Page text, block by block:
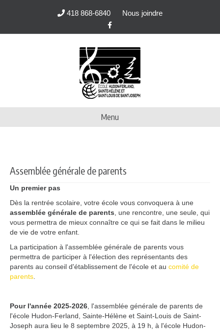
418 868-6840
Nous joindre
Facebook
Menu
Assemblée générale de parents
Un premier pas
Dès la rentrée scolaire, votre école vous convoquera à une
assemblée générale de parents , une rencontre, une seule, qui
vous permettra de mieux connaître ce qui se fait dans le milieu
de vie de votre enfant.
La participation à l'assemblée générale de parents vous
permettra de participer à l'élection des représentants des
parents au conseil d'établissement de l'école et au comité de
parents
Pour l'année 2025-2026 , l'assemblée générale de parents de
l'école Hudon-Ferland, Sainte-Hélène et Saint-Louis de Saint-
Joseph aura lieu le 8 septembre 2025, à 19 h, à l'école Hudon-